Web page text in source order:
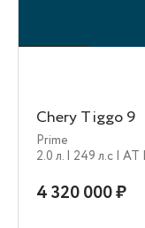
Chery Tiggo 9
Prime
2.0 л. | 249 л.c | AT
4 320 000 ₽